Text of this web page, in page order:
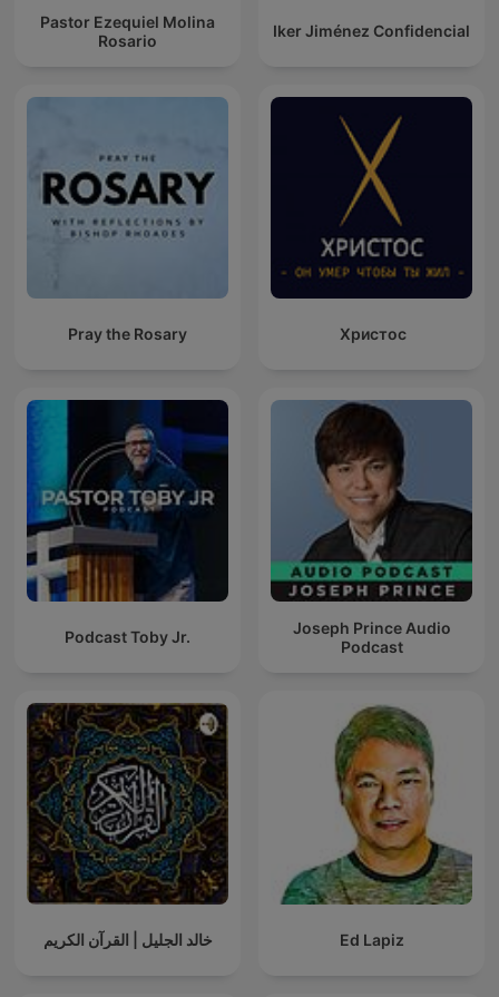
Pastor Ezequiel Molina
Rosario
Iker Jiménez Confidencial
Pray the Rosary Христос
Podcast Toby Jr.
Joseph Prince Audio
Podcast
خالد الجليل | القرآن الكريم Ed Lapiz